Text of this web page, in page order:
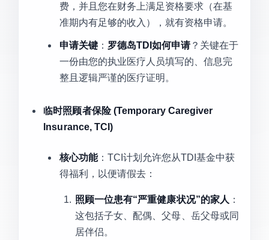
费，并且您在财务上满足资格要求（在基
准期内有足够的收入），就有资格申请。
申请关键： 罗德岛TDI如何申请 ？关键在于
一份由您的执业医疗人员填写的、信息完
整且逻辑严谨的医疗证明。
临时照顾者保险 (Temporary Caregiver
Insurance, TCI)
核心功能：TCI计划允许您从TDI基金中获
得福利，以便请假去：
照顾一位患有“严重健康状况”的家人 ：
这包括子女、配偶、父母、岳父母或同
居伴侣。